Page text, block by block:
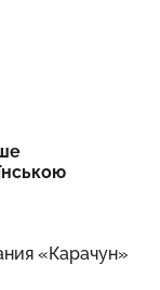
«Карачун»